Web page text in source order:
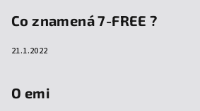
Co znamená 7-FREE ?
21.1.2022
O emi